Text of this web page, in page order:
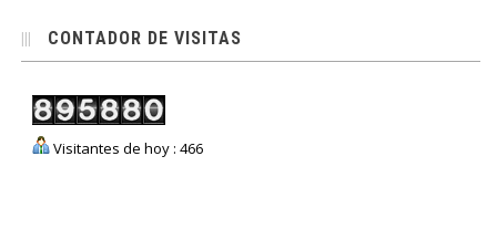
CONTADOR DE VISITAS
Visitantes de hoy : 466